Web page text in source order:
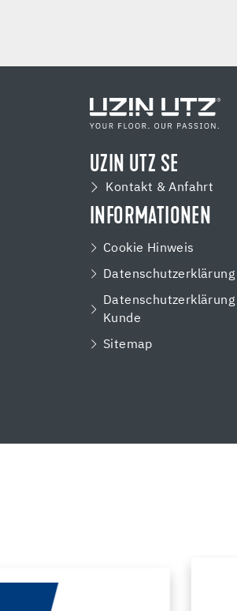
UZIN UTZ SE
Kontakt & Anfahrt
INFORMATIONEN
Cookie Hinweis
Datenschutzerklärung
Datenschutzerklärung
Kunde
Sitemap